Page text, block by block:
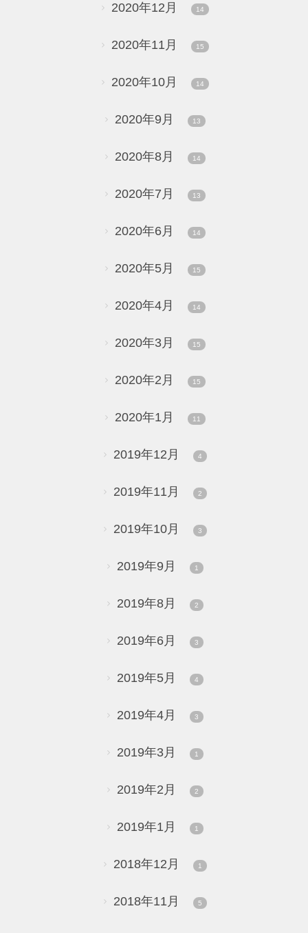
2020年12月 14
2020年11月 15
2020年10月 14
2020年9月 13
2020年8月 14
2020年7月 13
2020年6月 14
2020年5月 15
2020年4月 14
2020年3月 15
2020年2月 15
2020年1月 11
2019年12月 4
2019年11月 2
2019年10月 3
2019年9月 1
2019年8月 2
2019年6月 3
2019年5月 4
2019年4月 3
2019年3月 1
2019年2月 2
2019年1月 1
2018年12月 1
2018年11月 5